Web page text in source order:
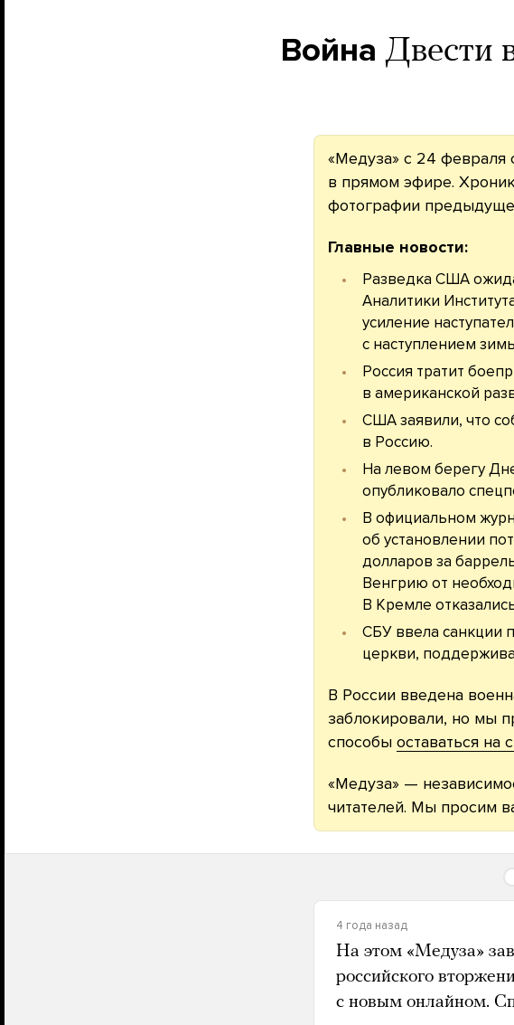
Война Двести
«Медуза» с 24 февраля
в прямом эфире.
фотографии
Главные новости:
Разведка США
Аналитики
усиление
с наступлением
Россия тратит
в американской
США заявили, что
в Россию.
На левом берегу
опубликовало
В официальном
об установлении
долларов за
Венгрию от
В Кремле
СБУ ввела санкции
церкви,
В России введена
заблокировали, но мы
способы оставаться на
«Медуза» —
читателей. Мы просим
4 года назад
На этом «Медуза»
российского
с новым онлайном.